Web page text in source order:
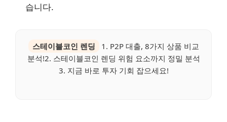
습니다.
스테이블코인 렌딩
1. P2P 대출, 8가지 상품 비교
분석!2. 스테이블코인 렌딩 위험 요소까지 정밀 분석
3. 지금 바로 투자 기회 잡으세요!